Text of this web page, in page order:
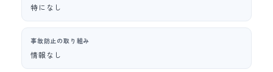
特になし
事故防止の取り組み
情報なし